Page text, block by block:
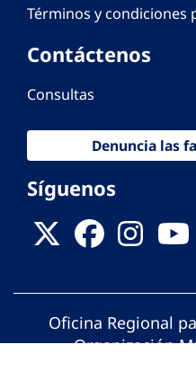
Términos y condiciones
Contáctenos
Consultas
Denuncia las
Síguenos
Oficina Regional
Organización